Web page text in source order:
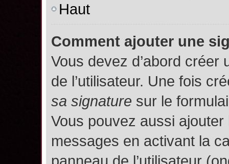
Haut
Comment ajouter une
Vous devez d’abord
de l’utilisateur. Une fois
sa signature sur le
Vous pouvez aussi
messages en activant la